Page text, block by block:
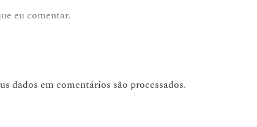
eu comentar.
dados em comentários são processados.